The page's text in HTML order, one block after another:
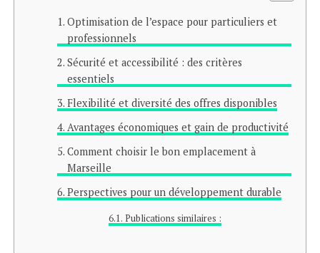
Optimisation de l’espace pour particuliers et
professionnels
Sécurité et accessibilité : des critères
essentiels
Flexibilité et diversité des offres disponibles
Avantages économiques et gain de productivité
Comment choisir le bon emplacement à
Marseille
Perspectives pour un développement durable
Publications similaires :